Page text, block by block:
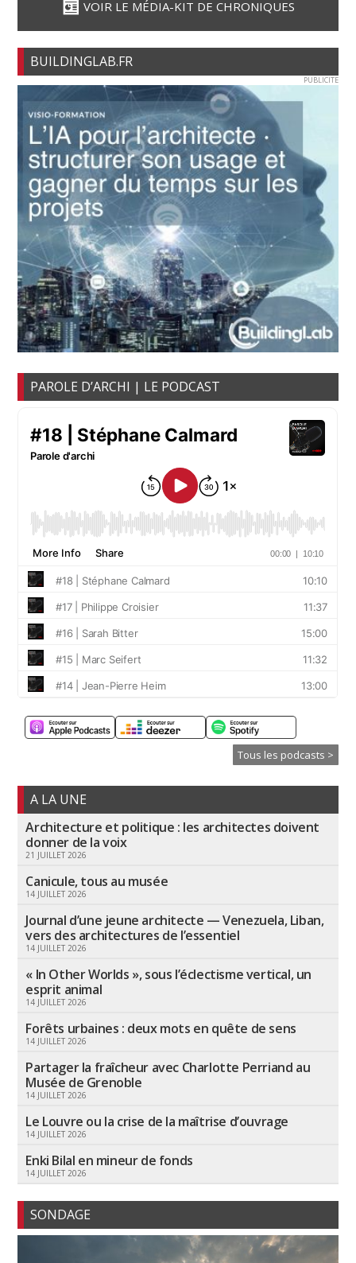
VOIR LE MÉDIA-KIT DE CHRONIQUES
BUILDINGLAB.FR
PUBLICITE
PAROLE D’ARCHI | LE PODCAST
Tous les podcasts >
A LA UNE
Architecture et politique : les architectes doivent
donner de la voix
21 JUILLET 2026
Canicule, tous au musée
14 JUILLET 2026
Journal d’une jeune architecte — Venezuela, Liban,
vers des architectures de l’essentiel
14 JUILLET 2026
« In Other Worlds », sous l’éclectisme vertical, un
esprit animal
14 JUILLET 2026
Forêts urbaines : deux mots en quête de sens
14 JUILLET 2026
Partager la fraîcheur avec Charlotte Perriand au
Musée de Grenoble
14 JUILLET 2026
Le Louvre ou la crise de la maîtrise d’ouvrage
14 JUILLET 2026
Enki Bilal en mineur de fonds
14 JUILLET 2026
SONDAGE